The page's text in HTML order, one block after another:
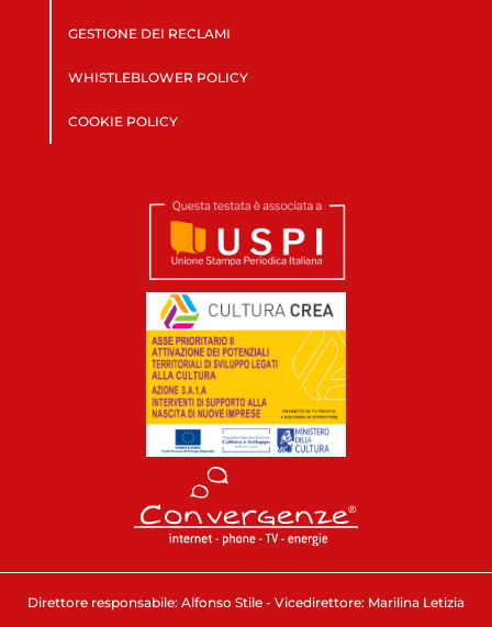
GESTIONE DEI RECLAMI
WHISTLEBLOWER POLICY
COOKIE POLICY
Direttore responsabile: Alfonso Stile - Vicedirettore: Marilina Letizia